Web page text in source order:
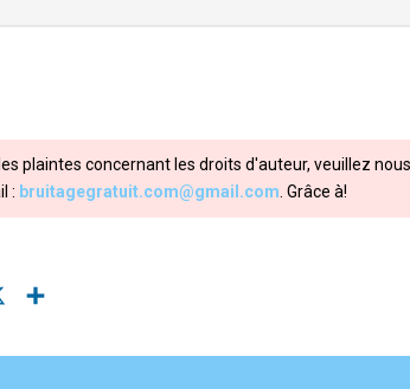
plaintes concernant les droits d'auteur, veuillez
: bruitagegratuit.com@gmail.com . Grâce à!